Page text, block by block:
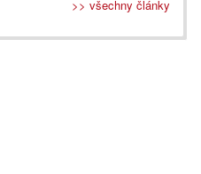
>> všechny články